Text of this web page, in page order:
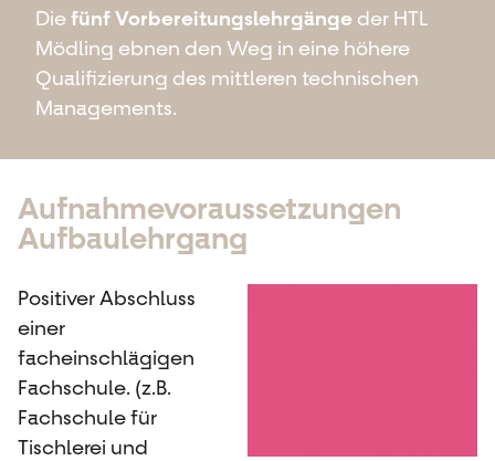
Diefünf Vorbereitungslehrgänge der HTL
Mödling ebnen den Weg in eine höhere
Qualifizierung des mittleren technischen
Managements.
Aufnahmevoraussetzungen
Aufbaulehrgang
Positiver Abschluss
einer
facheinschlägigen
Fachschule. (z.B.
Fachschule für
Tischlerei und